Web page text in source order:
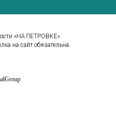
«НА ПЕТРОВКЕ».
на сайт обязательна.